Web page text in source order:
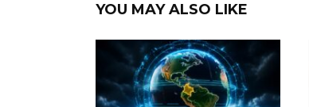
YOU MAY ALSO LIKE